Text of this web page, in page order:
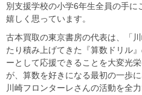
別支援学校の小学6年生全員の手に
嬉しく思っています。
古本買取の東京書房の代表は、「
たり積み上げてきた『算数ドリル
ーとして応援できることを大変光
が、算数を好きになる最初の一歩
川崎フロンターレさんの活動を全